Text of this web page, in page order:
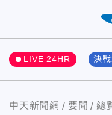
LIVE 24HR 決
中天新聞網 要聞 總